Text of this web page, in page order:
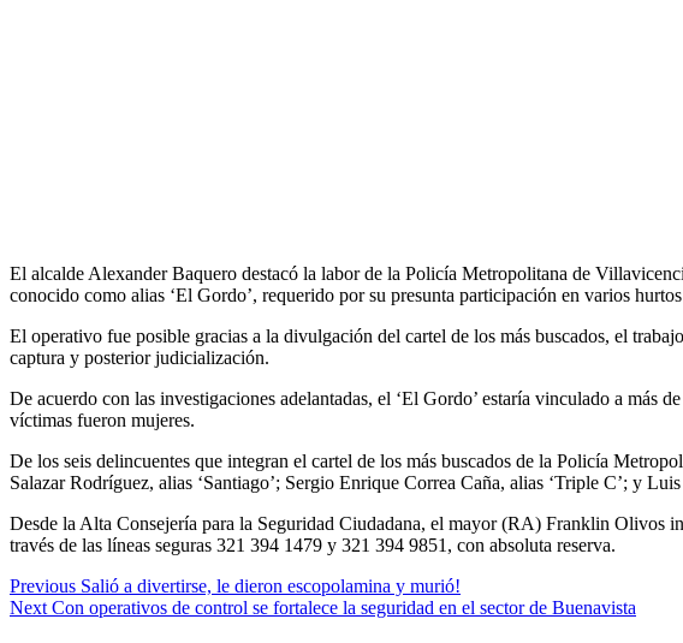
El alcalde Alexander Baquero destacó la labor de la Policía Metropolitana de
conocido como alias ‘El Gordo’, requerido por su presunta participación en varios
El operativo fue posible gracias a la divulgación del cartel de los más buscados, el
captura y posterior judicialización.
De acuerdo con las investigaciones adelantadas, el ‘El Gordo’ estaría vinculado a
víctimas fueron mujeres.
De los seis delincuentes que integran el cartel de los más buscados de la Policía
Salazar Rodríguez, alias ‘Santiago’; Sergio Enrique Correa Caña, alias ‘Triple C’; y
Desde la Alta Consejería para la Seguridad Ciudadana, el mayor (RA) Franklin Olivos
través de las líneas seguras 321 394 1479 y 321 394 9851, con absoluta reserva.
Continue
Reading
Previous Salió a divertirse, le dieron escopolamina y murió!
Next Con operativos de control se fortalece la seguridad en el sector de Buenavista